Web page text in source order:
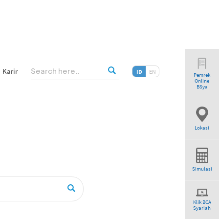
Karir ID EN
Pemrek
Online
BSya
Lokasi
Simulasi
Klik BCA
Syariah